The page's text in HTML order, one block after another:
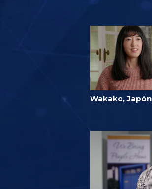
Wakako, Japón